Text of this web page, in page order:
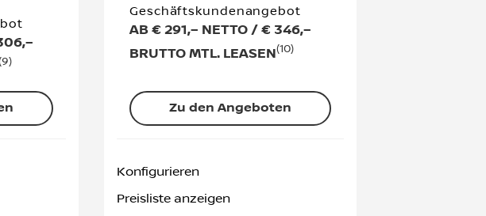
Geschäftskundenangebot
AB € 291,– NETTO / € 346,–
BRUTTO MTL. LEASEN(10)
Zu den Angeboten
Konfigurieren
Preisliste anzeigen